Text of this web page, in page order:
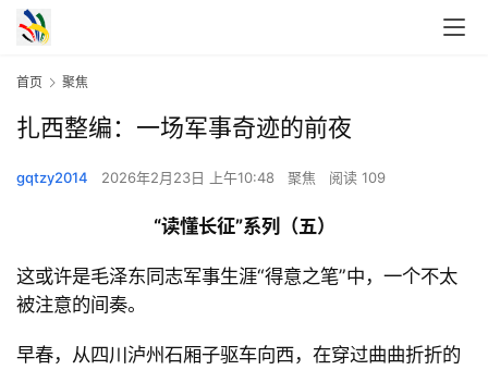
首页 聚焦
扎西整编：一场军事奇迹的前夜
gqtzy2014 2026年2月23日 上午10:48 聚焦 阅读 109
“读懂长征”系列（五）
这或许是毛泽东同志军事生涯“得意之笔”中，一个不太
被注意的间奏。
早春，从四川泸州石厢子驱车向西，在穿过曲曲折折的